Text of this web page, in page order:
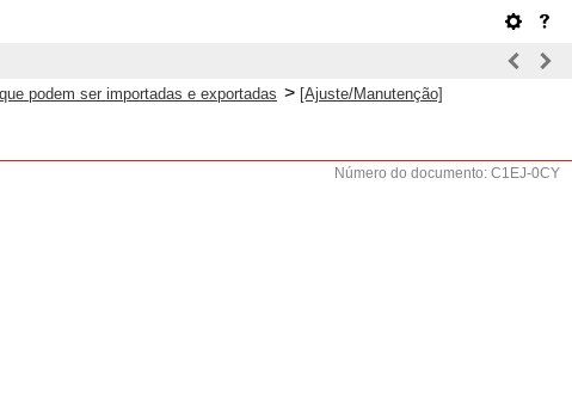
podem ser importadas e exportadas > [Ajuste/Manutenção]
Número do documento: C1EJ-0CY